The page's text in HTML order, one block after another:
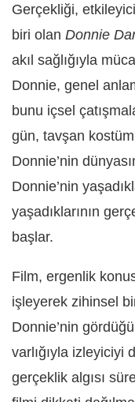
Gerçekliği,
biri olan Donnie
akıl sağlığıyla
Donnie, genel
bunu içsel
gün, tavşan
Donnie’nin
Donnie’nin
yaşadıklarının
başlar.
Film, ergenlik
işleyerek zihinsel
Donnie’nin
varlığıyla izleyiciyi
gerçeklik algısı